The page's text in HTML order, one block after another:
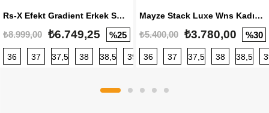
Rs-X Efekt Gradient Erkek Sneaker
₺8.999,00 ₺6.749,25 %25
36 37 37,5 38 38,5 39 40 40,5 41 42 42,5
Mayze Stack Luxe Wns Kadın Sneaker
₺5.400,00 ₺3.780,00 %30
36 37 37,5 38 38,5